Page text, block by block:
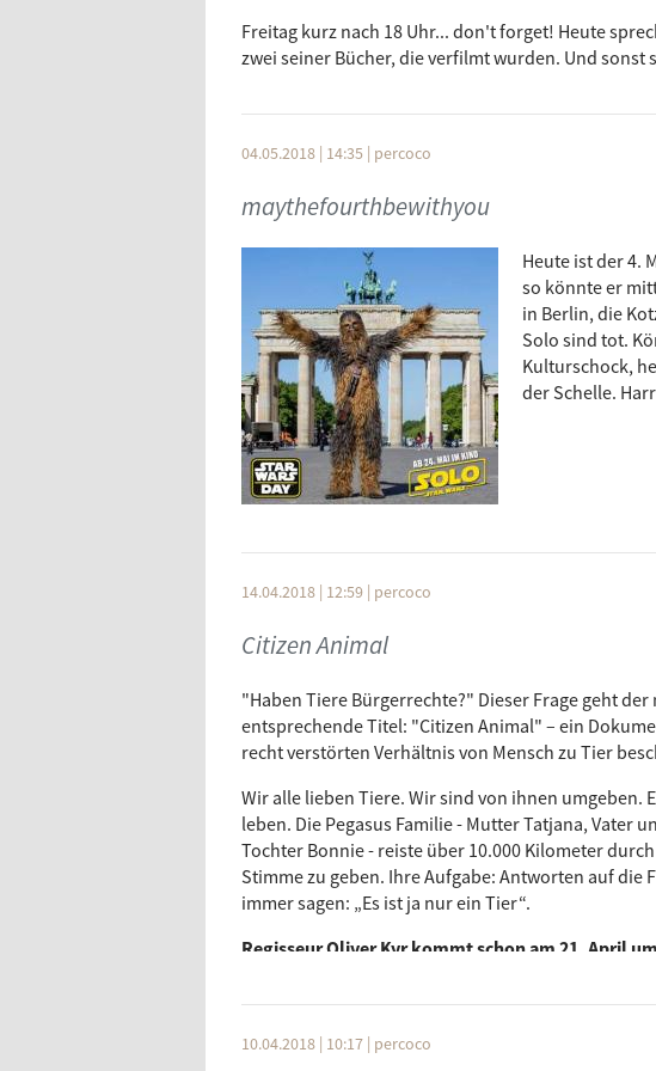
Freitag kurz nach 18 Uhr... don't forget! Heute
zwei seiner Bücher, die verfilmt wurden. Und sonst
04.05.2018 | 14:35 | percoco
maythefourthbewithyou
Heute ist der 4.
so könnte er
in Berlin, die
Solo sind tot.
Kulturschock,
der Schelle.
14.04.2018 | 12:59 | percoco
Citizen Animal
"Haben Tiere Bürgerrechte?" Dieser Frage geht
entsprechende Titel: "Citizen Animal" – ein
recht verstörten Verhältnis von Mensch zu Tier
Wir alle lieben Tiere. Wir sind von ihnen umgeben.
leben. Die Pegasus Familie - Mutter Tatjana, Vater
Tochter Bonnie - reiste über 10.000 Kilometer
Stimme zu geben. Ihre Aufgabe: Antworten auf
immer sagen: „Es ist ja nur ein Tier“.
Regisseur Oliver Kyr kommt schon am 21. April
10.04.2018 | 10:17 | percoco